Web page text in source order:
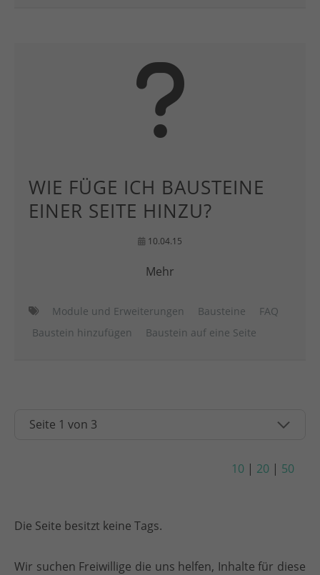
WIE FÜGE ICH BAUSTEINE
EINER SEITE HINZU?
10.04.15
Mehr
Module und Erweiterungen Bausteine
FAQ
Baustein hinzufügen
Baustein auf eine Seite
10 | 20 | 50
Die Seite besitzt keine Tags.
Wir suchen Freiwillige die uns helfen, Inhalte für diese